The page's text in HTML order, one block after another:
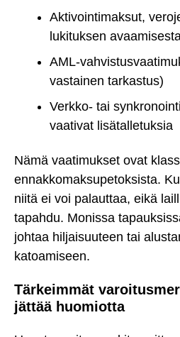
Aktivointimaksut,
lukituksen
AML-
vastainen tarkastus)
Verkko- tai
vaativat lisätalletuksia
Nämä vaatimukset ovat
ennakkomaksupetoksista.
niitä ei voi palauttaa, eikä
tapahdu. Monissa
johtaa hiljaisuuteen tai
katoamiseen.
Tärkeimmät
jättää huomiotta